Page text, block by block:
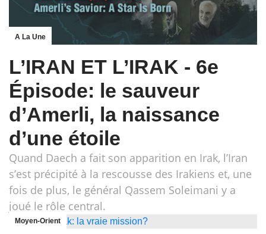
A La Une
L’IRAN ET L’IRAK - 6e
Épisode: le sauveur
d’Amerli, la naissance
d’une étoile
Quand Daech a fait son apparition en Irak, l’Iran
s’est précipité à la rescousse des Irakiens et, une
fois de plus, le général Qassem Soleimani y a
joué le rôle central.
Moyen-Orient